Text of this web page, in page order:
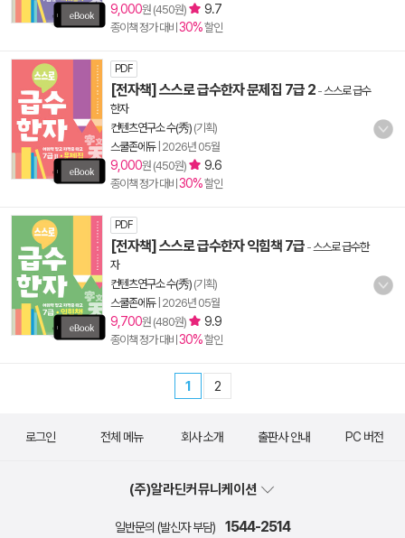
9,000원 (450원) 9.7
종이책 정가 대비 30%할인
PDF
[전자책] 스스로 급수한자 문제집 7급 2 -스스로 급수
한자
컨텐츠연구소 수(秀) (기획)
스쿨존에듀| 2026년 05월
9,000원 (450원) 9.6
종이책 정가 대비 30%할인
PDF
[전자책] 스스로 급수한자 익힘책 7급 -스스로 급수한
자
컨텐츠연구소 수(秀) (기획)
스쿨존에듀| 2026년 05월
9,700원 (480원) 9.9
종이책 정가 대비 30%할인
1 2
로그인 전체 메뉴 회사 소개 출판사 안내 PC 버전
(주)알라딘커뮤니케이션
일반문의 (발신자 부담) 1544-2514